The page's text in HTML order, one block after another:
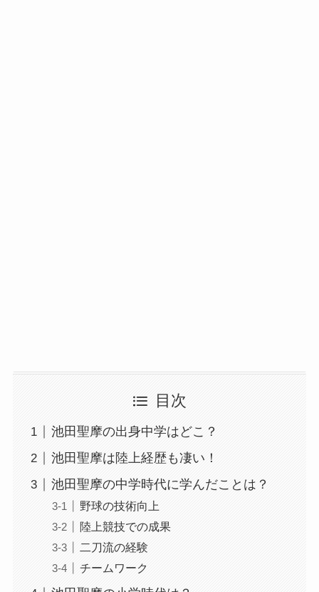
目次
池田聖摩の出身中学はどこ？
池田聖摩は陸上経歴も凄い！
池田聖摩の中学時代に学んだことは？
野球の技術向上
陸上競技での成果
二刀流の経験
チームワーク